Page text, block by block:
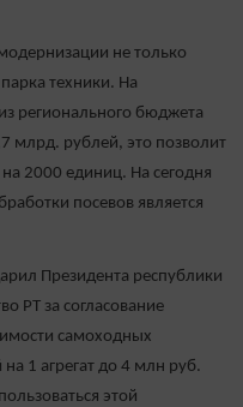
не только
техники. На
регионального бюджета
млрд. рублей, это позволит
2000 единиц. На сегодня
посевов является
Президента республики
РТ за согласование
самоходных
1 агрегат до 4 млн руб.
этой